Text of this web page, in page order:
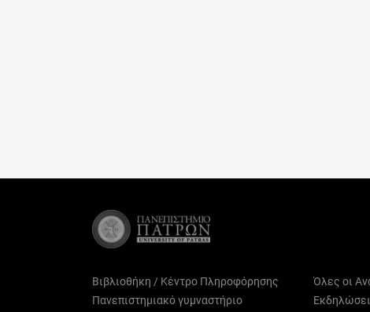
Βιβλιοθήκη / Κέντρο Πληροφόρησης
Πανεπιστημιακό γυμναστήριο
Όλες οι